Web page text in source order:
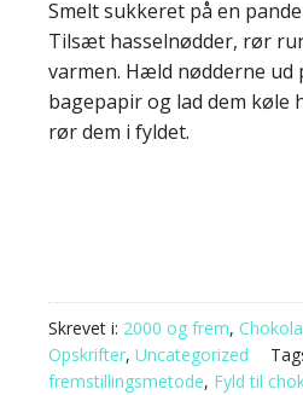
Smelt sukkeret på en
Tilsæt hasselnødder, rør
varmen. Hæld nødderne ud
bagepapir og lad dem køle
rør dem i fyldet.
Skrevet i: 2000 og frem,
Opskrifter, Uncategorized
fremstillingsmetode, Fyld til